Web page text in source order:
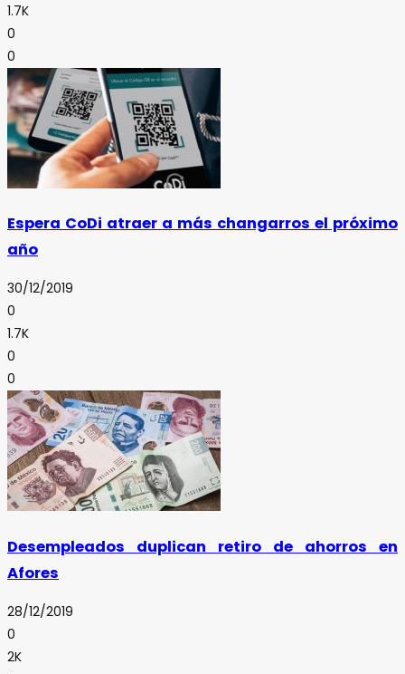
1.7K
0
0
Espera CoDi atraer a más changarros el próximo
año
30/12/2019
0
1.7K
0
0
Desempleados duplican retiro de ahorros en
Afores
28/12/2019
0
2K